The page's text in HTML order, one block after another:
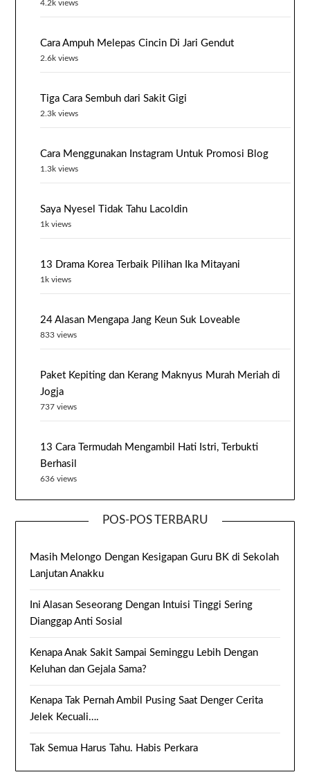
4.2k views
Cara Ampuh Melepas Cincin Di Jari Gendut
2.6k views
Tiga Cara Sembuh dari Sakit Gigi
2.3k views
Cara Menggunakan Instagram Untuk Promosi Blog
1.3k views
Saya Nyesel Tidak Tahu Lacoldin
1k views
13 Drama Korea Terbaik Pilihan Ika Mitayani
1k views
24 Alasan Mengapa Jang Keun Suk Loveable
833 views
Paket Kepiting dan Kerang Maknyus Murah Meriah di
Jogja
737 views
13 Cara Termudah Mengambil Hati Istri, Terbukti
Berhasil
636 views
POS-POS TERBARU
Masih Melongo Dengan Kesigapan Guru BK di Sekolah
Lanjutan Anakku
Ini Alasan Seseorang Dengan Intuisi Tinggi Sering
Dianggap Anti Sosial
Kenapa Anak Sakit Sampai Seminggu Lebih Dengan
Keluhan dan Gejala Sama?
Kenapa Tak Pernah Ambil Pusing Saat Denger Cerita
Jelek Kecuali….
Tak Semua Harus Tahu. Habis Perkara